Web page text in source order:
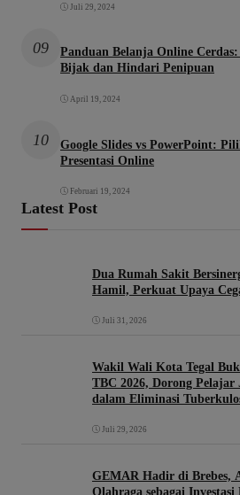
Juli 29, 2024
09
Panduan Belanja Online
Bijak dan Hindari Penipuan
April 19, 2024
10
Google Slides vs PowerPoint:
Presentasi Online
Februari 19, 2024
Latest Post
Dua Rumah Sakit
Hamil, Perkuat Upaya
Juli 31, 2026
Wakil Wali Kota Tegal
TBC 2026, Dorong Pelajar
dalam Eliminasi
Juli 29, 2026
GEMAR Hadir di Brebes,
Olahraga sebagai Investasi